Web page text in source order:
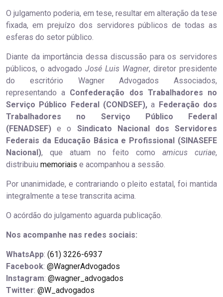
O julgamento poderia, em tese, resultar em alteração da tese
fixada, em prejuízo dos servidores públicos de todas as
esferas do setor público.
Diante da importância dessa discussão para os servidores
públicos, o advogado José Luis Wagner, diretor presidente
do escritório Wagner Advogados Associados,
representando a Confederação dos Trabalhadores no
Serviço Público Federal (CONDSEF), a Federação dos
Trabalhadores no Serviço Público Federal
(FENADSEF) e o Sindicato Nacional dos Servidores
Federais da Educação Básica e Profissional (SINASEFE
Nacional), que atuam no feito comoamicus curiae,
distribuiu memoriais e acompanhou a sessão.
Por unanimidade, e contrariando o pleito estatal, foi mantida
integralmente a tese transcrita acima.
O acórdão do julgamento aguarda publicação.
Nos acompanhe nas redes sociais:
WhatsApp: (61) 3226-6937
Facebook: @WagnerAdvogados
Instagram: @wagner_advogados
Twitter: @W_advogados